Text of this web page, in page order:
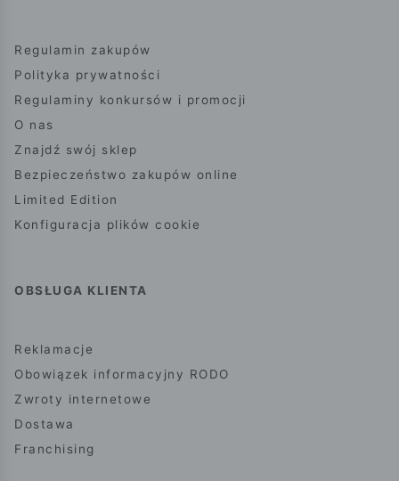
Regulamin zakupów
Polityka prywatności
Regulaminy konkursów i promocji
O nas
Znajdź swój sklep
Bezpieczeństwo zakupów online
Limited Edition
Konfiguracja plików cookie
OBSŁUGA KLIENTA
Reklamacje
Obowiązek informacyjny RODO
Zwroty internetowe
Dostawa
Franchising